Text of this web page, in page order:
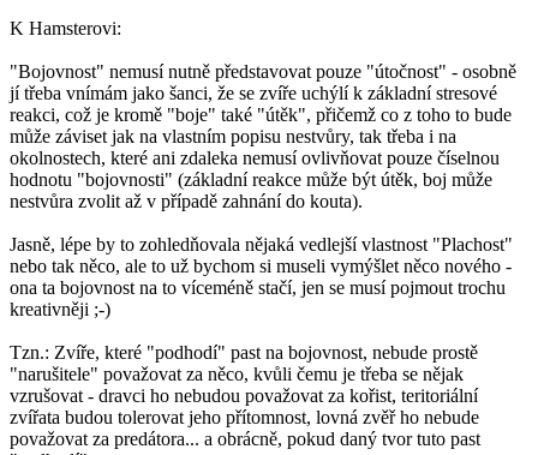
K Hamsterovi:
"Bojovnost" nemusí nutně představovat pouze "útočnost" - osobně
jí třeba vnímám jako šanci, že se zvíře uchýlí k základní stresové
reakci, což je kromě "boje" také "útěk", přičemž co z toho to bude
může záviset jak na vlastním popisu nestvůry, tak třeba i na
okolnostech, které ani zdaleka nemusí ovlivňovat pouze číselnou
hodnotu "bojovnosti" (základní reakce může být útěk, boj může
nestvůra zvolit až v případě zahnání do kouta).
Jasně, lépe by to zohledňovala nějaká vedlejší vlastnost "Plachost"
nebo tak něco, ale to už bychom si museli vymýšlet něco nového -
ona ta bojovnost na to víceméně stačí, jen se musí pojmout trochu
kreativněji ;-)
Tzn.: Zvíře, které "podhodí" past na bojovnost, nebude prostě
"narušitele" považovat za něco, kvůli čemu je třeba se nějak
vzrušovat - dravci ho nebudou považovat za kořist, teritoriální
zvířata budou tolerovat jeho přítomnost, lovná zvěř ho nebude
považovat za predátora... a obrácně, pokud daný tvor tuto past